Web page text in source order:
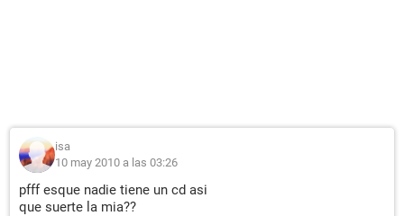
isa
10 may 2010 a las 03:26
pfff esque nadie tiene un cd asi
que suerte la mia??